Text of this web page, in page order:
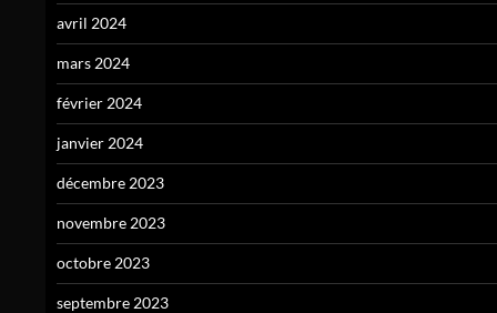
avril 2024
mars 2024
février 2024
janvier 2024
décembre 2023
novembre 2023
octobre 2023
septembre 2023